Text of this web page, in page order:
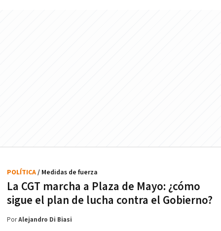
La CGT marcha a Plaza de Mayo: ¿cómo
sigue el plan de lucha contra el Gobierno?
POLÍTICA/ Medidas de fuerza
PorAlejandro Di Biasi